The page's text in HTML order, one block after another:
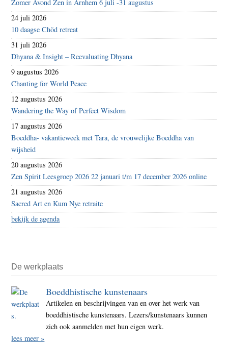
Zomer Avond Zen in Arnhem 6 juli -31 augustus
24 juli 2026
10 daagse Chöd retreat
31 juli 2026
Dhyana & Insight – Reevaluating Dhyana
9 augustus 2026
Chanting for World Peace
12 augustus 2026
Wandering the Way of Perfect Wisdom
17 augustus 2026
Boeddha- vakantieweek met Tara, de vrouwelijke Boeddha van
wijsheid
20 augustus 2026
Zen Spirit Leesgroep 2026 22 januari t/m 17 december 2026 online
21 augustus 2026
Sacred Art en Kum Nye retraite
bekijk de agenda
De werkplaats
Boeddhistische kunstenaars
Artikelen en beschrijvingen van en over het werk van
boeddhistische kunstenaars. Lezers/kunstenaars kunnen
zich ook aanmelden met hun eigen werk.
lees meer »